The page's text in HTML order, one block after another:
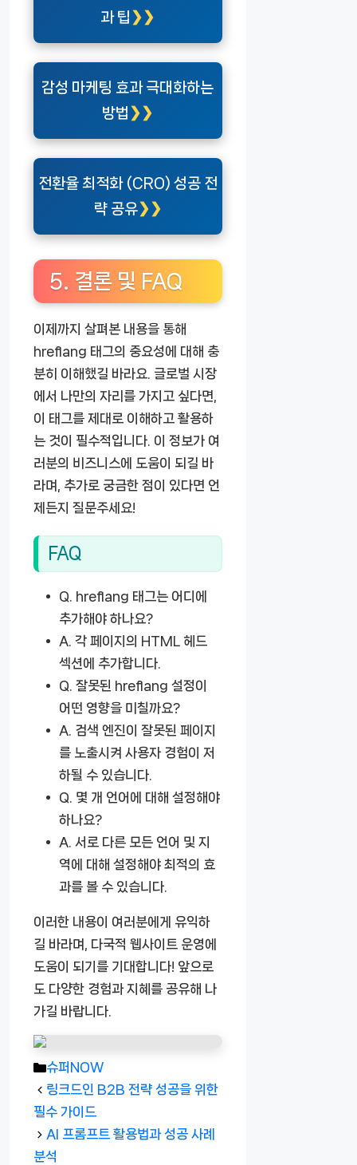
과 팁
감성 마케팅 효과 극대화하는
방법
전환율 최적화 (CRO) 성공 전
략 공유
5. 결론 및 FAQ
이제까지 살펴본 내용을 통해
hreflang 태그의 중요성에 대해 충
분히 이해했길 바라요. 글로벌 시장
에서 나만의 자리를 가지고 싶다면,
이 태그를 제대로 이해하고 활용하
는 것이 필수적입니다. 이 정보가 여
러분의 비즈니스에 도움이 되길 바
라며, 추가로 궁금한 점이 있다면 언
제든지 질문주세요!
FAQ
Q.
hreflang 태그는 어디에
추가해야 하나요?
A. 각 페이지의 HTML 헤드
섹션에 추가합니다.
Q. 잘못된 hreflang 설정이
어떤 영향을 미칠까요?
A. 검색 엔진이 잘못된 페이지
를 노출시켜 사용자 경험이 저
하될 수 있습니다.
Q. 몇 개 언어에 대해 설정해야
하나요?
A. 서로 다른 모든 언어 및 지
역에 대해 설정해야 최적의 효
과를 볼 수 있습니다.
이러한 내용이 여러분에게 유익하
길 바라며, 다국적 웹사이트 운영에
도움이 되기를 기대합니다! 앞으로
도 다양한 경험과 지혜를 공유해 나
가길 바랍니다.
카
테
고
리
슈퍼NOW
링크드인 B2B 전략 성공을 위한
필수 가이드
AI 프롬프트 활용법과 성공 사례
분석